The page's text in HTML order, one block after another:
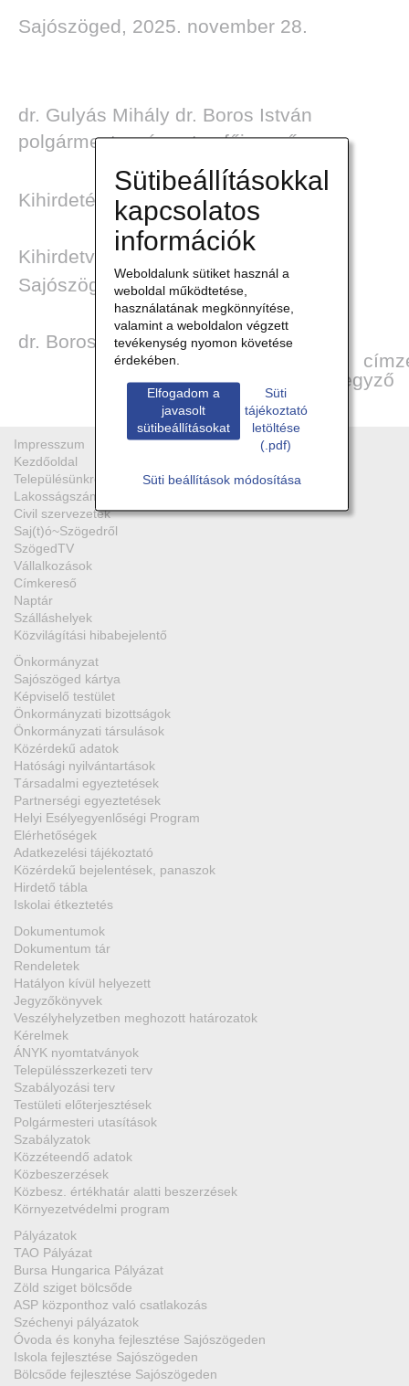
Sajószöged, 2025. november 28.
dr. Gulyás Mihály dr. Boros István
polgármester címzetes főjegyző
Kihirdetési záradék:
Kihirdetve: 2025. november 28.
Sajószöged, 2025. november 28.
dr. Boros István
főjegyző
Impresszum
Kezdőoldal
Településünkről
Lakosságszám
Civil szervezetek
Saj(t)ó~Szögedről
SzögedTV
Vállalkozások
Címkereső
Naptár
Szálláshelyek
Közvilágítási hibabejelentő
Önkormányzat
Sajószöged kártya
Képviselő testület
Önkormányzati bizottságok
Önkormányzati társulások
Közérdekű adatok
Hatósági nyilvántartások
Társadalmi egyeztetések
Partnerségi egyeztetések
Helyi Esélyegyenlőségi Program
Elérhetőségek
Adatkezelési tájékoztató
Közérdekű bejelentések, panaszok
Hirdető tábla
Iskolai étkeztetés
Dokumentumok
Dokumentum tár
Rendeletek
Hatályon kívül helyezett
Jegyzőkönyvek
Veszélyhelyzetben meghozott határozatok
Kérelmek
ÁNYK nyomtatványok
Településszerkezeti terv
Szabályozási terv
Testületi előterjesztések
Polgármesteri utasítások
Szabályzatok
Közzéteendő adatok
Közbeszerzések
Közbesz. értékhatár alatti beszerzések
Környezetvédelmi program
Pályázatok
TAO Pályázat
Bursa Hungarica Pályázat
Zöld sziget bölcsőde
ASP központhoz való csatlakozás
Széchenyi pályázatok
Óvoda és konyha fejlesztése Sajószögeden
Iskola fejlesztése Sajószögeden
Bölcsőde fejlesztése Sajószögeden
Sütibeállításokkal
kapcsolatos
információk
Weboldalunk sütiket használ a
weboldal működtetése,
használatának megkönnyítése,
valamint a weboldalon végzett
tevékenység nyomon követése
érdekében.
Elfogadom a
javasolt
sütibeállításokat
Süti
tájékoztató
letöltése
(.pdf)
Süti beállítások módosítása